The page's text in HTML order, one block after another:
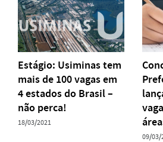
Estágio: Usiminas tem
mais de 100 vagas em
4 estados do Brasil –
não perca!
18/03/2021
09/03/